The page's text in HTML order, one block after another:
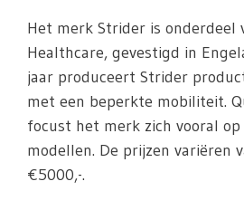
Het merk Strider is onderdeel
Healthcare, gevestigd in
jaar produceert Strider
met een beperkte mobiliteit.
focust het merk zich vooral
modellen. De prijzen variëren
€5000,-.